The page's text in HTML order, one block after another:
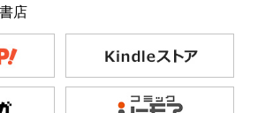
店